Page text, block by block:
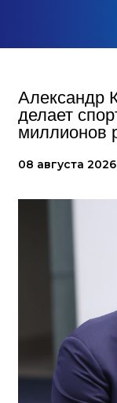
Александр
делает
миллионов
08 августа